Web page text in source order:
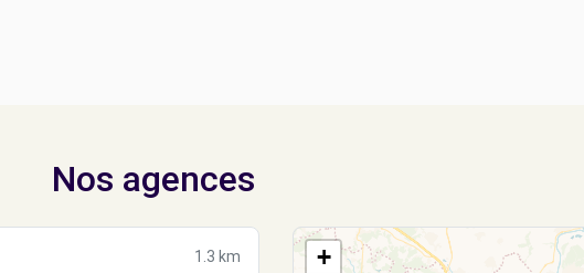
Nos agences
1.3 km
+